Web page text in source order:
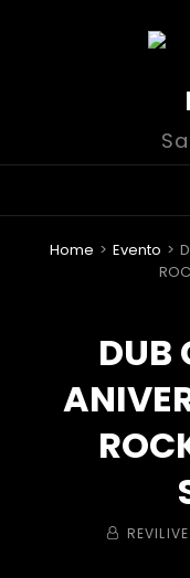
Home > Evento >
DUB
BY